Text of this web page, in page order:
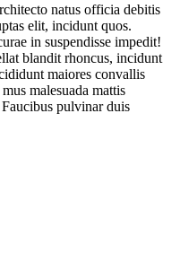
natus officia debitis
elit, incidunt quos.
in suspendisse impedit!
blandit rhoncus, incidunt
maiores convallis
malesuada mattis
pulvinar duis